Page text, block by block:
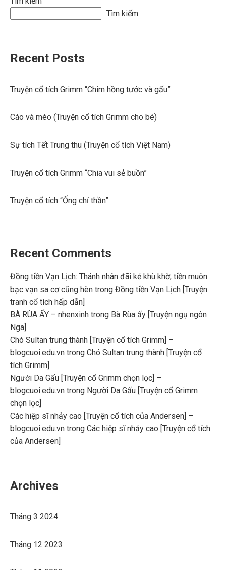
Tìm kiếm
Recent Posts
Truyện cổ tích Grimm “Chim hồng tước và gấu”
Cáo và mèo (Truyện cổ tích Grimm cho bé)
Sự tích Tết Trung thu (Truyện cổ tích Việt Nam)
Truyện cổ tích Grimm “Chia vui sẻ buồn”
Truyện cổ tích “Ống chỉ thần”
Recent Comments
Đồng tiền Vạn Lịch: Thánh nhân đãi kẻ khù khờ; tiền muôn
bạc vạn sa cơ cũng hèn trong Đồng tiền Vạn Lịch [Truyện
tranh cổ tích hấp dẫn]
BÀ RÙA ẤY – nhenxinh trong Bà Rùa ấy [Truyện ngụ ngôn
Nga]
Chó Sultan trung thành [Truyện cổ tích Grimm] –
blogcuoi.edu.vn trong Chó Sultan trung thành [Truyện cổ
tích Grimm]
Người Da Gấu [Truyện cổ Grimm chọn lọc] –
blogcuoi.edu.vn trong Người Da Gấu [Truyện cổ Grimm
chọn lọc]
Các hiệp sĩ nhảy cao [Truyện cổ tích của Andersen] –
blogcuoi.edu.vn trong Các hiệp sĩ nhảy cao [Truyện cổ tích
của Andersen]
Archives
Tháng 3 2024
Tháng 12 2023